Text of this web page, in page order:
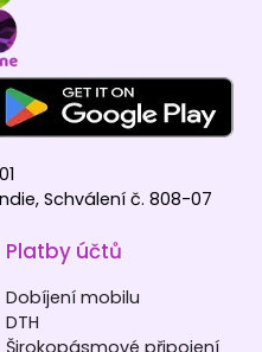
Schválení č. 808-07
Platby účtů
Dobíjení mobilu
DTH